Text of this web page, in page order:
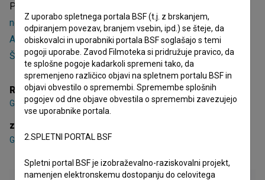
Piknik je 6. epizoda 1. sezone dokumentarne serije
novi dom (2021). NastopajoGregor Benedik,Dino Čendak
Anel Ajkić. Režiserja staGašper MarkuninRenato Zajc
Švara. Nastala je v produkcijiKoprodukcija Plus.
Režija
Gašper Markun ,Renato Zajc Švara
zasedba
Gregor Benedik,Dino Čendak
Z uporabo spletnega portala BSF (t.j. z brskanjem,
odpiranjem povezav, branjem vsebin, ipd.) se šteje, da
obiskovalci in uporabniki portala BSF soglašajo s temi
pogoji uporabe. Zavod Filmoteka si pridružuje pravico, da
te splošne pogoje kadarkoli spremeni tako, da
spremenjeno različico objavi na spletnem portalu BSF in
objavi obvestilo o spremembi. Spremembe splošnih
pogojev od dne objave obvestila o spremembi zavezujejo
vse uporabnike portala.
2.SPLETNI PORTAL BSF
Spletni portal BSF je izobraževalno-raziskovalni projekt,
namenjen elektronskemu dostopanju do celovitega